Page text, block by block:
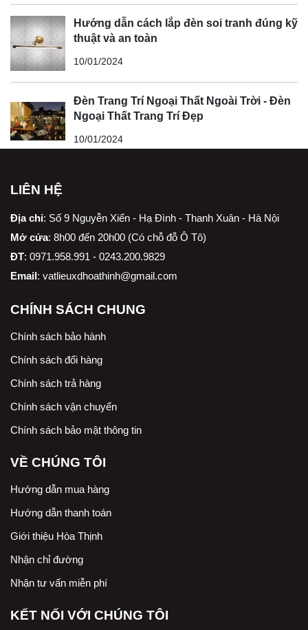
Hướng dẫn cách lắp đèn soi tranh đúng kỹ
thuật và an toàn
10/01/2024
Đèn Trang Trí Ngoại Thất Ngoài Trời - Đèn
Ngoại Thất Trang Trí Đẹp
10/01/2024
LIÊN HỆ
Địa chỉ: Số 9 Nguyễn Xiển - Hạ Đình - Thanh Xuân - Hà Nội
Mở cửa: 8h00 đến 20h00 (Có chỗ đỗ Ô Tô)
ĐT: 0971.958.991 - 0243.200.9829
Email: vatlieuxdhoathinh@gmail.com
CHÍNH SÁCH CHUNG
Chính sách bảo hành
Chính sách đổi hàng
Chính sách trả hàng
Chính sách vận chuyển
Chính sách bảo mật thông tin
VỀ CHÚNG TÔI
Hướng dẫn mua hàng
Hướng dẫn thanh toán
Giới thiệu Hòa Thịnh
Nhận chỉ đường
Nhận tư vấn miễn phí
KẾT NỐI VỚI CHÚNG TÔI